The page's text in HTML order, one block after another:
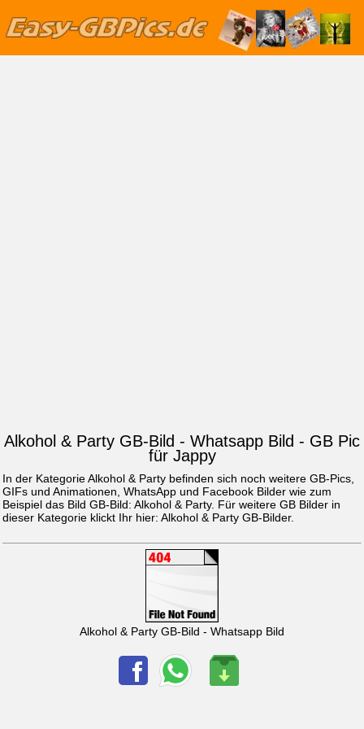
Alkohol & Party GB-Bild - Whatsapp Bild - GB Pic
für Jappy
In der Kategorie Alkohol & Party befinden sich noch weitere GB-Pics,
GIFs und Animationen, WhatsApp und Facebook Bilder wie zum
Beispiel das Bild GB-Bild: Alkohol & Party. Für weitere GB Bilder in
dieser Kategorie klickt Ihr hier: Alkohol & Party GB-Bilder.
Alkohol & Party GB-Bild - Whatsapp Bild